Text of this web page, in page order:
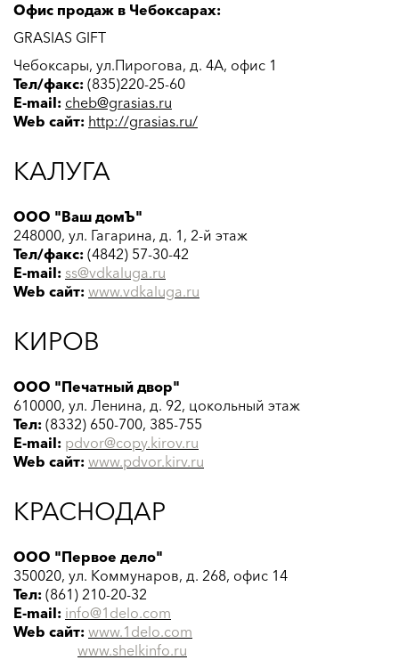
Офис продаж в Чебоксарах:
GRASIAS GIFT
Чебоксары, ул.Пирогова, д. 4А, офис 1
Тел/факс: (835)220-25-60
E-mail: cheb@grasias.ru
Web сайт: http://grasias.ru/
КАЛУГА
ООО "Ваш домЪ"
248000, ул. Гагарина, д. 1, 2-й этаж
Тел/факс: (4842) 57-30-42
E-mail: ss@vdkaluga.ru
Web сайт: www.vdkaluga.ru
КИРОВ
ООО "Печатный двор"
610000, ул. Ленина, д. 92, цокольный этаж
Тел: (8332) 650-700, 385-755
E-mail: pdvor@copy.kirov.ru
Web сайт: www.pdvor.kirv.ru
КРАСНОДАР
ООО "Первое дело"
350020, ул. Коммунаров, д. 268, офис 14
Тел: (861) 210-20-32
E-mail: info@1delo.com
Web сайт: www.1delo.com
www.shelkinfo.ru